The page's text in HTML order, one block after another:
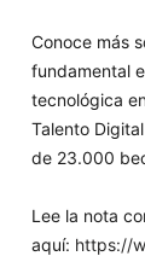
Conoce más
fundamental
tecnológica
Talento
de 23.000
Lee la nota
aquí: https://